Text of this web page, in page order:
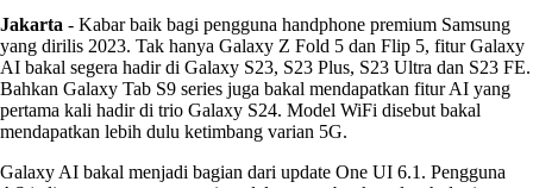
Jakarta - Kabar baik bagi pengguna handphone premium Samsung
yang dirilis 2023. Tak hanya Galaxy Z Fold 5 dan Flip 5, fitur Galaxy
AI bakal segera hadir di Galaxy S23, S23 Plus, S23 Ultra dan S23 FE.
Bahkan Galaxy Tab S9 series juga bakal mendapatkan fitur AI yang
pertama kali hadir di trio Galaxy S24. Model WiFi disebut bakal
mendapatkan lebih dulu ketimbang varian 5G.
Galaxy AI bakal menjadi bagian dari update One UI 6.1. Pengguna